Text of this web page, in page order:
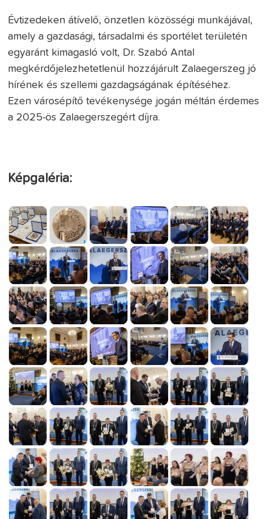
Évtizedeken átívelő, önzetlen közösségi munkájával,
amely a gazdasági, társadalmi és sportélet területén
egyaránt kimagasló volt, Dr. Szabó Antal
megkérdőjelezhetetlenül hozzájárult Zalaegerszeg jó
hírének és szellemi gazdagságának építéséhez.
Ezen városépítő tevékenysége jogán méltán érdemes
a 2025-ös Zalaegerszegért díjra.
Képgaléria: